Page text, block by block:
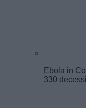
Ebola in
330 decessi